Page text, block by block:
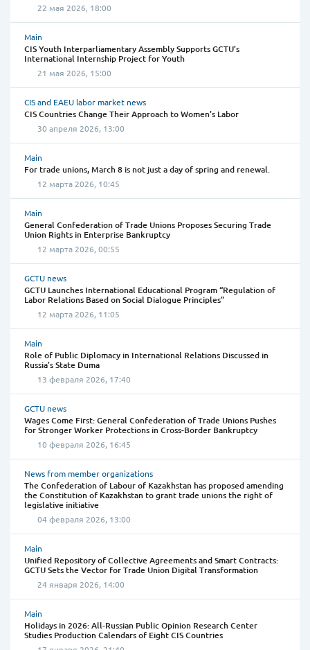
22 мая 2026, 18:00
Main
CIS Youth Interparliamentary Assembly Supports GCTU’s
International Internship Project for Youth
21 мая 2026, 15:00
CIS and EAEU labor market news
CIS Countries Change Their Approach to Women's Labor
30 апреля 2026, 13:00
Main
For trade unions, March 8 is not just a day of spring and renewal.
12 марта 2026, 10:45
Main
General Confederation of Trade Unions Proposes Securing Trade
Union Rights in Enterprise Bankruptcy
12 марта 2026, 00:55
GCTU news
GCTU Launches International Educational Program “Regulation of
Labor Relations Based on Social Dialogue Principles”
12 марта 2026, 11:05
Main
Role of Public Diplomacy in International Relations Discussed in
Russia’s State Duma
13 февраля 2026, 17:40
GCTU news
Wages Come First: General Confederation of Trade Unions Pushes
for Stronger Worker Protections in Cross-Border Bankruptcy
10 февраля 2026, 16:45
News from member organizations
The Confederation of Labour of Kazakhstan has proposed amending
the Constitution of Kazakhstan to grant trade unions the right of
legislative initiative
04 февраля 2026, 13:00
Main
Unified Repository of Collective Agreements and Smart Contracts:
GCTU Sets the Vector for Trade Union Digital Transformation
24 января 2026, 14:00
Main
Holidays in 2026: All-Russian Public Opinion Research Center
Studies Production Calendars of Eight CIS Countries